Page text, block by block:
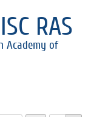
RAS
Academy of